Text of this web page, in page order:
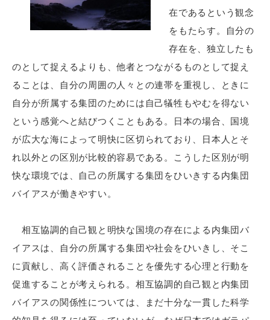
在であるという観念
をもたらす。自分の
存在を、独立したも
のとして捉えるよりも、他者とつながるものとして捉え
ることは、自分の周囲の人々との連帯を重視し、ときに
自分が所属する集団のためには自己犠牲もやむを得ない
という感覚へと結びつくこともある。日本の場合、国境
が広大な海によって明快に区切られており、日本人とそ
れ以外との区別が比較的容易である。こうした区別が明
快な環境では、自己の所属する集団をひいきする内集団
バイアスが働きやすい。
相互協調的自己観と明快な国境の存在による内集団バ
イアスは、自分の所属する集団や社会をひいきし、そこ
に貢献し、高く評価されることを優先する心理と行動を
促進することが考えられる。相互協調的自己観と内集団
バイアスの関係性については、まだ十分な一貫した科学